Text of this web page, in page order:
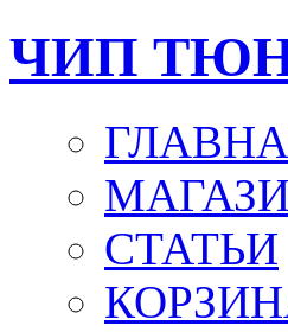
ЧИП
СТАТЬИ